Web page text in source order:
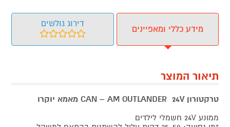
מידע כללי ומאפיינים
דירוג גולשים
תיאור המוצר
טרקטורון CAN – AM OUTLANDER24V מאמא יוקרו
ממונע 24V חשמלי לילדים